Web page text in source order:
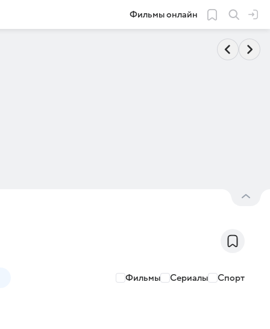
Фильмы онлайн
Фильмы Сериалы Спорт